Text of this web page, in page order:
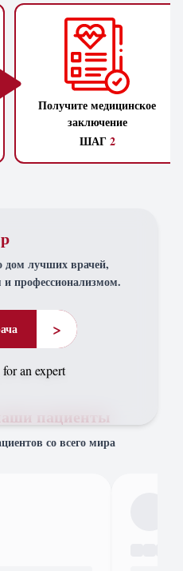
Получите медицинское
заключение
ШАГ2
дом лучших врачей,
профессионализмом.
>
пациенты
со всего мира